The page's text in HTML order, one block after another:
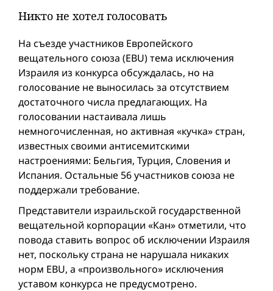
Никто не хотел голосовать
На съезде участников Европейского
вещательного союза (EBU) тема исключения
Израиля из конкурса обсуждалась, но на
голосование не выносилась за отсутствием
достаточного числа предлагающих. На
голосовании настаивала лишь
немногочисленная, но активная «кучка» стран,
известных своими антисемитскими
настроениями: Бельгия, Турция, Словения и
Испания. Остальные 56 участников союза не
поддержали требование.
Представители израильской государственной
вещательной корпорации «Кан» отметили, что
повода ставить вопрос об исключении Израиля
нет, поскольку страна не нарушала никаких
норм EBU, а «произвольного» исключения
уставом конкурса не предусмотрено.